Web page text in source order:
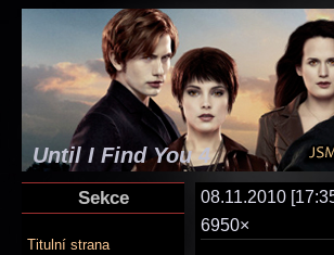
Until I Find You 4
Sekce
Titulní strana
08.11.2010
6950×